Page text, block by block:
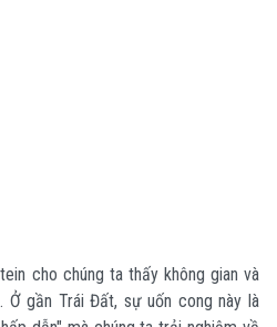
cho chúng ta thấy không gian và
gần Trái Đất, sự uốn cong này là